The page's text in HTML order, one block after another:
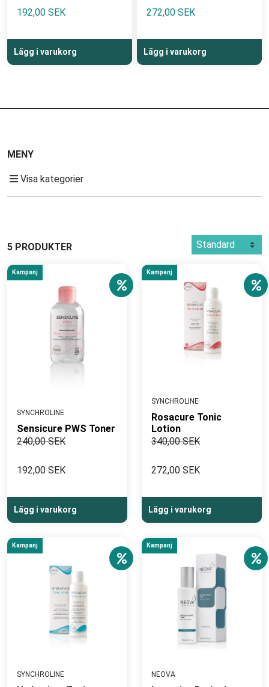
192,00 SEK
Lägg i varukorg
272,00 SEK
Lägg i varukorg
MENY
Visa kategorier
5 PRODUKTER
Kampanj
SYNCHROLINE
Sensicure PWS Toner
240,00 SEK
192,00 SEK
Lägg i varukorg
Kampanj
SYNCHROLINE
Rosacure Tonic
Lotion
340,00 SEK
272,00 SEK
Lägg i varukorg
Kampanj
SYNCHROLINE
Kampanj
NEOVA